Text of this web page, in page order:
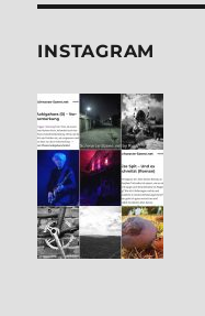
INSTA­GRAM